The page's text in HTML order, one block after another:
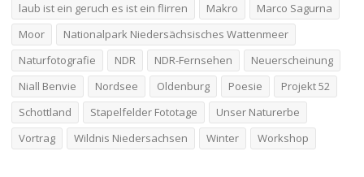
laub ist ein geruch es ist ein flirren
Makro
Marco Sagurna
Moor
Nationalpark Niedersächsisches Wattenmeer
Naturfotografie
NDR NDR-Fernsehen
Neuerscheinung
Niall Benvie
Nordsee Oldenburg Poesie
Projekt 52
Schottland
Stapelfelder Fototage
Unser Naturerbe
Vortrag
Wildnis Niedersachsen Winter Workshop